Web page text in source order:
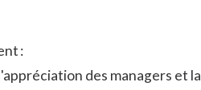
:
des managers et la